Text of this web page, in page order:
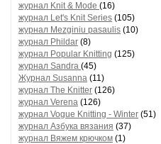
журнал Knit & Mode (16)
журнал Let's Knit Series (105)
журнал Mezginiu pasaulis (10)
журнал Phildar (8)
журнал Popular Knitting (125)
журнал Sandra (45)
Журнал Susanna (11)
журнал The Knitter (126)
журнал Verena (126)
журнал Vogue Knitting - Winter (51)
журнал Азбука вязания (37)
журнал Вяжем крючком (1)